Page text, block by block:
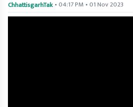
ChhattisgarhTak • 04:17 PM • 01 Nov 2023